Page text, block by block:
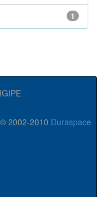
1
2002-2010 Duraspace